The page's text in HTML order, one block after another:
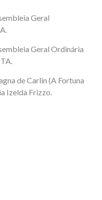
Geral
Geral Ordinária
de Carlin (A Fortuna
Izelda Frizzo.